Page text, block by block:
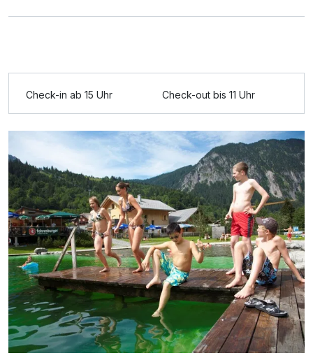
Check-in ab 15 Uhr Check-out bis 11 Uhr